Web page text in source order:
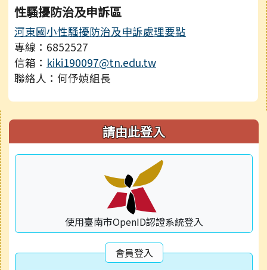
性騷擾防治及申訴區
河東國小性騷擾防治及申訴處理要點
專線：6852527
信箱： kiki190097@tn.edu.tw
聯絡人：何伃媜組長
右邊區域內容 請由此登入
使用臺南市OpenID認證系統登入
會員登入